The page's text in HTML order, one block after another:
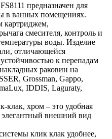
предназначен для
в ванных помещениях.
картриджем,
смесителя, контроль и
воды. Изделие
отличающейся
к перепадам
раковин на
Grossman, Gappo,
IDDIS, Laguraty,
хром – это удобная
элегантный внешний вид
клик клак удобнее,